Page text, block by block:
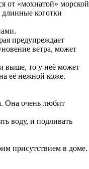
от «мохнатой» морской
коготки
предупреждает
ветра, может
выше, то у неё может
её нежной коже.
Она очень любит
воду, и подливать
присутствием в доме.